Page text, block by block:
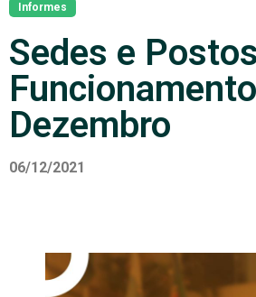
Informes
Sedes e
Dezembro
06/12/2021